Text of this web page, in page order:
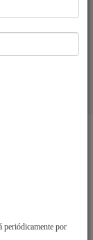
periódicamente por